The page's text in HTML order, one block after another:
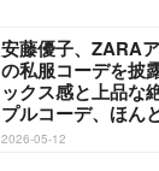
安藤優子、ZARA
の私服コーデを披
ックス感と上品な
プルコーデ、ほん
2026-05-12